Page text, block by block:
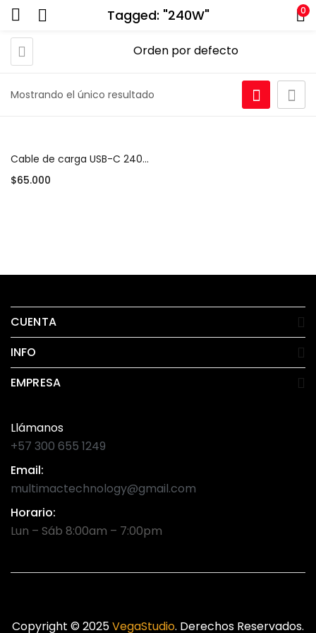
Tagged: "240W" 0
Mostrando el único resultado
Cable de carga USB-C 240W (2 m)
$65.000
CUENTA
INFO
EMPRESA
Llámanos
+57 300 655 1249
Email:
multimactechnology@gmail.com
Horario:
Lun – Sáb 8:00am – 7:00pm
Copyright © 2025VegaStudio. Derechos Reservados.